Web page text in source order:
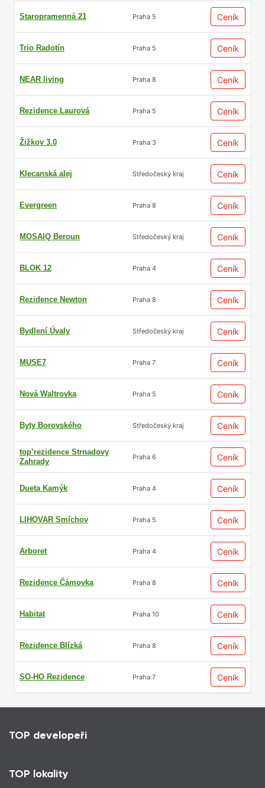
Staropramenná 21 Praha 5 Ceník
Trio Radotín Praha 5 Ceník
NEAR living Praha 8 Ceník
Rezidence Laurová Praha 5 Ceník
Žižkov 3.0 Praha 3 Ceník
Klecanská alej Středočeský kraj Ceník
Evergreen Praha 8 Ceník
MOSAIQ Beroun Středočeský kraj Ceník
BLOK 12 Praha 4 Ceník
Rezidence Newton Praha 8 Ceník
Bydlení Úvaly Středočeský kraj Ceník
MUSE7 Praha 7 Ceník
Nová Waltrovka Praha 5 Ceník
Byty Borovského Středočeský kraj Ceník
top’rezidence Strnadovy
Zahrady
Praha 6 Ceník
Dueta Kamýk Praha 4 Ceník
LIHOVAR Smíchov Praha 5 Ceník
Arboret Praha 4 Ceník
Rezidence Čámovka Praha 8 Ceník
Habitat Praha 10 Ceník
Rezidence Blízká Praha 8 Ceník
SO-HO Rezidence Praha 7 Ceník
TOP developeři
TOP lokality